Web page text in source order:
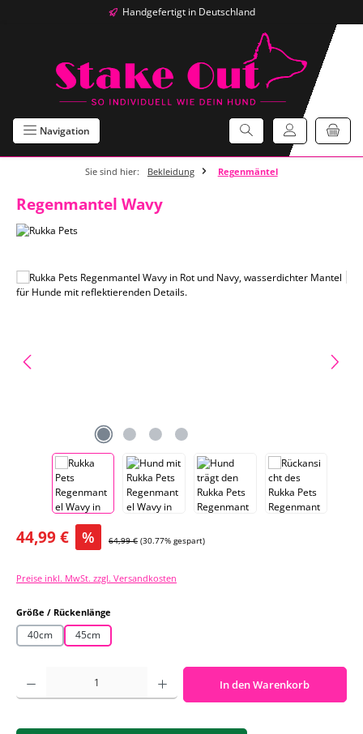
Zum Hauptinhalt springenHandgefertigt in Deutschland
Navigation
Sie sind hier: Bekleidung Regenmäntel
Regenmantel Wavy
Bildergalerie überspringen
Verkaufspreis:
44,99 € % Regulärer Preis:
64,99 € (30.77% gespart)
Preise inkl. MwSt. zzgl. Versandkosten
Größe / Rückenlänge
40cm 45cm
Produkt Anzahl: Gib den gewünschten Wert ein oder benutze die
In den Warenkorb